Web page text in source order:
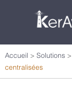
Accueil > Solutions >
centralisées